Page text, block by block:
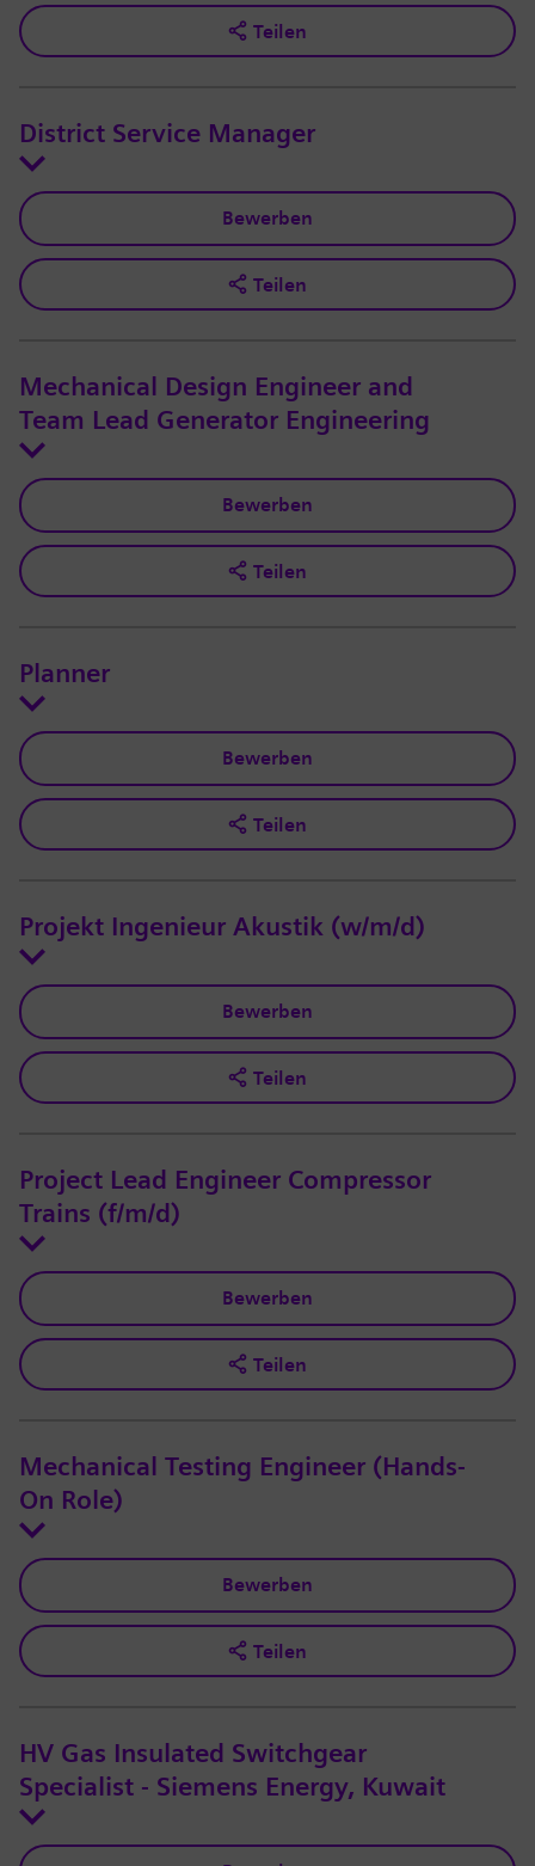
Teilen
District Service Manager
Bewerben
Teilen
Mechanical Design Engineer and
Team Lead Generator Engineering
Bewerben
Teilen
Planner
Bewerben
Teilen
Projekt Ingenieur Akustik (w/m/d)
Bewerben
Teilen
Project Lead Engineer Compressor
Trains (f/m/d)
Bewerben
Teilen
Mechanical Testing Engineer (Hands-
On Role)
Bewerben
Teilen
HV Gas Insulated Switchgear
Specialist - Siemens Energy, Kuwait